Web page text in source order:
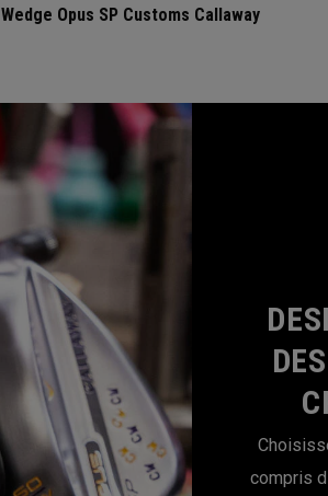
Wedge Opus SP Customs Callaway
compris